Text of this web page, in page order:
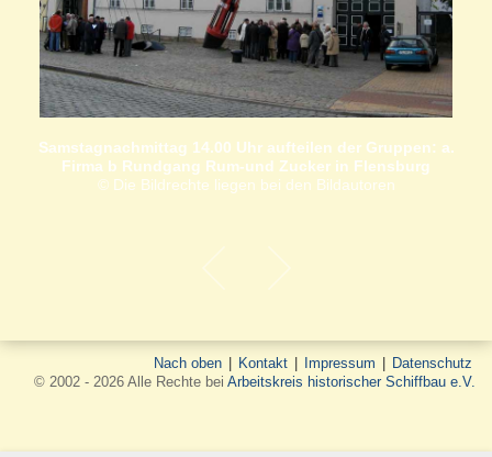
Samstagnachmittag 14.00 Uhr aufteilen der Gruppen: a.
Firma b Rundgang Rum-und Zucker in Flensburg
© Die Bildrechte liegen bei den Bildautoren
Nach oben Kontakt Impressum
Datenschutz
© 2002 - 2026 Alle Rechte bei Arbeitskreis historischer Schiffbau e.V.